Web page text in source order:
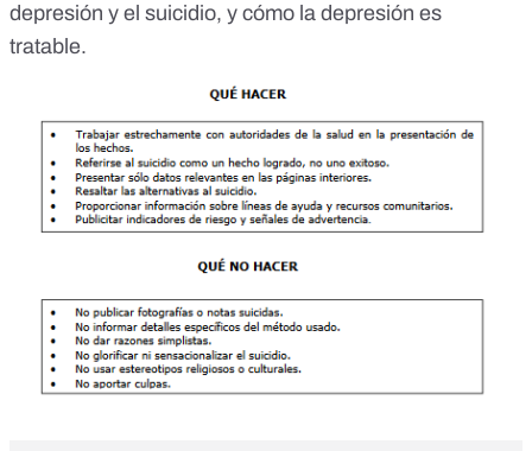
depresión y el suicidio, y cómo la depresión es
tratable.